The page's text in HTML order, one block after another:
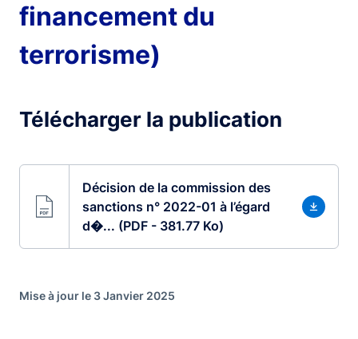
financement du
terrorisme)
Télécharger la publication
Décision de la commission des
sanctions n° 2022-01 à l’égard
d�... (PDF - 381.77 Ko)
Mise à jour le 3 Janvier 2025